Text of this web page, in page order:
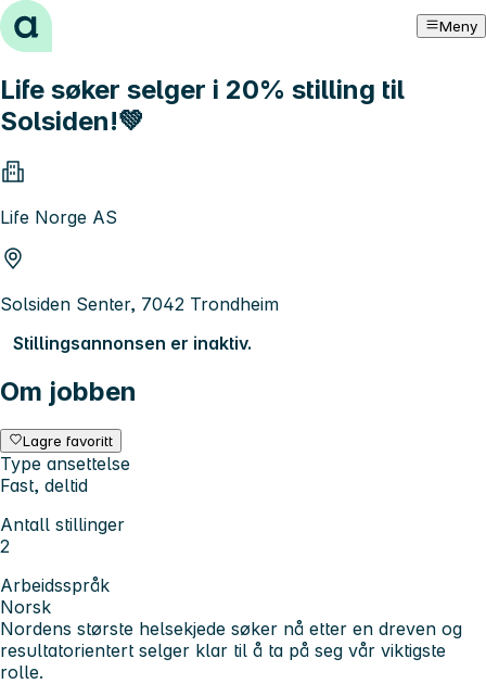
Hopp til innhold Meny
Life søker selger i 20% stilling til
Solsiden!💚
Life Norge AS
Solsiden Senter, 7042 Trondheim
Stillingsannonsen er inaktiv.
Om jobben
Lagre favoritt
Type ansettelse
Fast, deltid
Antall stillinger
2
Arbeidsspråk
Norsk
Nordens største helsekjede søker nå etter en dreven og
resultatorientert selger klar til å ta på seg vår viktigste
rolle.